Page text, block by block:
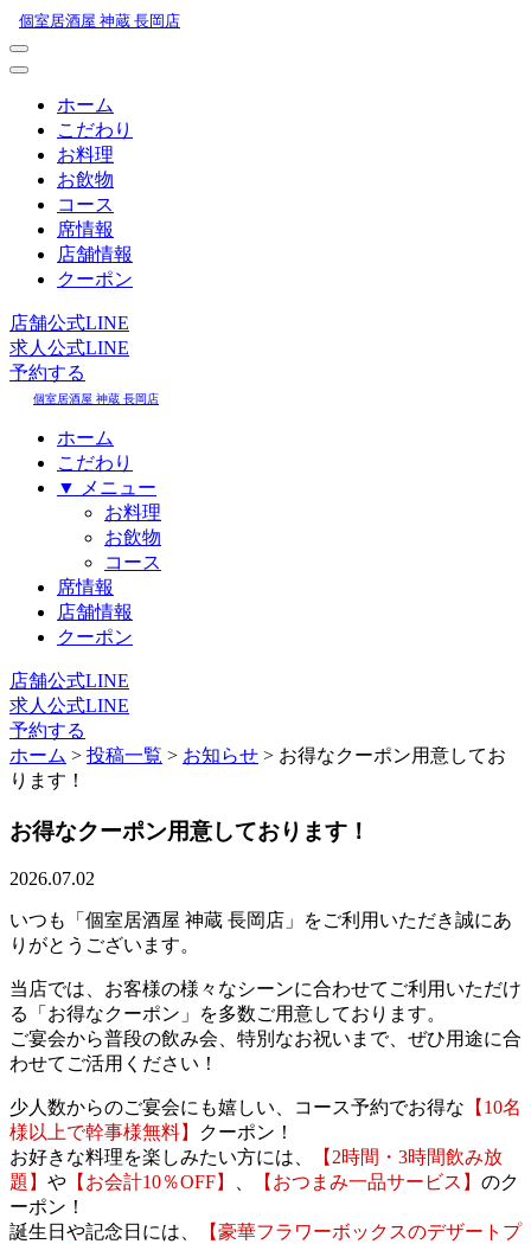
個室居酒屋 神蔵 長岡店
ホーム
こだわり
お料理
お飲物
コース
席情報
店舗情報
クーポン
店舗公式LINE
求人公式LINE
予約する
個室居酒屋 神蔵 長岡店
ホーム
こだわり
▼ メニュー
お料理
お飲物
コース
席情報
店舗情報
クーポン
店舗公式LINE
求人公式LINE
予約する
ホーム > 投稿一覧 > お知らせ > お得なクーポン用意してお
ります！
お得なクーポン用意しております！
2026.07.02
いつも「個室居酒屋 神蔵 長岡店」をご利用いただき誠にあ
りがとうございます。
当店では、お客様の様々なシーンに合わせてご利用いただけ
る「お得なクーポン」を多数ご用意しております。
ご宴会から普段の飲み会、特別なお祝いまで、ぜひ用途に合
わせてご活用ください！
少人数からのご宴会にも嬉しい、コース予約でお得な 【10名
様以上で幹事様無料】
クーポン！
お好きな料理を楽しみたい方には、
【2時間・3時間飲み放
題】 や 【お会計10％OFF】 、 【おつまみ一品サービス】 のク
ーポン！
誕生日や記念日には、
【豪華フラワーボックスのデザートプ